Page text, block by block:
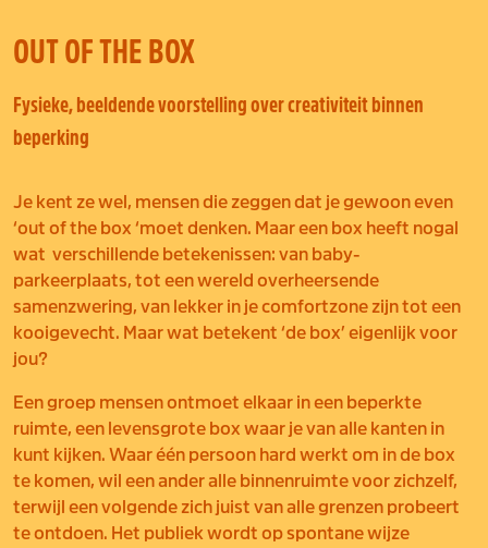
OUT OF THE BOX
Fysieke, beeldende voorstelling over creativiteit binnen
beperking
Je kent ze wel, mensen die zeggen dat je gewoon even
‘out of the box ‘moet denken. Maar een box heeft nogal
wat verschillende betekenissen: van baby-
parkeerplaats, tot een wereld overheersende
samenzwering, van lekker in jecomfortzone zijn tot een
kooigevecht. Maar wat betekent ‘de box’ eigenlijk voor
jou?
Een groep mensen ontmoet elkaar in een beperkte
ruimte, een levensgrote box waar je van alle kanten in
kunt kijken. Waar één persoon hard werkt om in de box
te komen, wil een ander alle binnenruimte voor zichzelf,
terwijl eenvolgende zich juist van alle grenzen probeert
te ontdoen. Het publiek wordt op spontane wijze